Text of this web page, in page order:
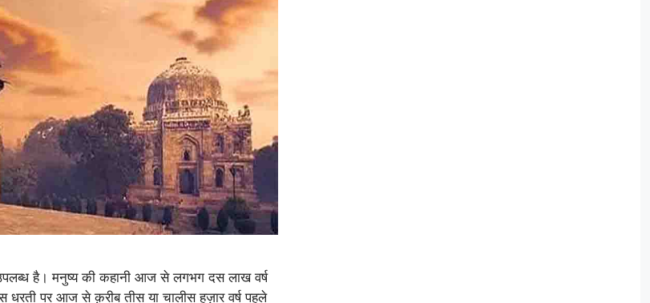
है। मनुष्य की कहानी आज से लगभग दस लाख वर्ष
धरती पर आज से क़रीब तीस या चालीस हज़ार वर्ष पहले